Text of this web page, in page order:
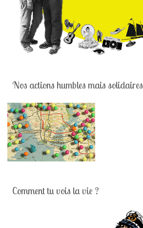
Nos actions humbles mais solidaires
Comment tu vois la vie ?